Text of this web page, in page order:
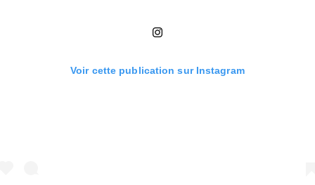
Voir cette publication sur Instagram